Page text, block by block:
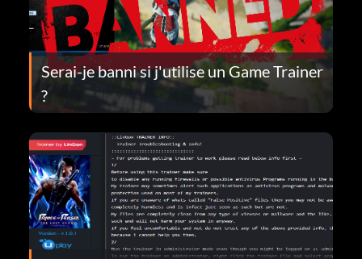
Serai-je banni si j'utilise un Game Trainer
?